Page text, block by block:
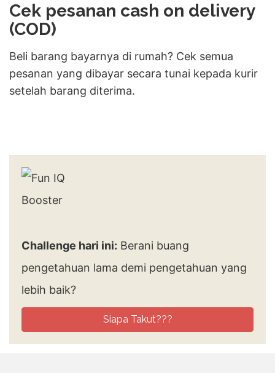
Cek pesanan cash on delivery
(COD)
Beli barang bayarnya di rumah? Cek semua
pesanan yang dibayar secara tunai kepada kurir
setelah barang diterima.
Challenge hari ini: Berani buang
pengetahuan lama demi pengetahuan yang
lebih baik?
Siapa Takut???